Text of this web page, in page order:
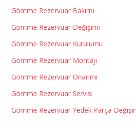
Gömme Rezervuar Bakımı
Gömme Rezervuar Değişimi
Gömme Rezervuar Kurulumu
Gömme Rezervuar Montajı
Gömme Rezervuar Onarımı
Gömme Rezervuar Servisi
Gömme Rezervuar Yedek Parça